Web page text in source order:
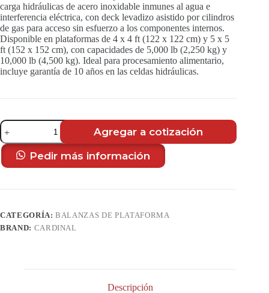
carga hidráulicas de acero inoxidable inmunes al agua e
interferencia eléctrica, con deck levadizo asistido por cilindros
de gas para acceso sin esfuerzo a los componentes internos.
Disponible en plataformas de 4 x 4 ft (122 x 122 cm) y 5 x 5
ft (152 x 152 cm), con capacidades de 5,000 lb (2,250 kg) y
10,000 lb (4,500 kg). Ideal para procesamiento alimentario,
incluye garantía de 10 años en las celdas hidráulicas.
Balanza
de
Plataforma
Hidráulica
Guardian
Asistido
por
Agregar a cotización
Pedir más información
CATEGORÍA:BALANZAS DE PLATAFORMA
BRAND: CARDINAL
Descripción